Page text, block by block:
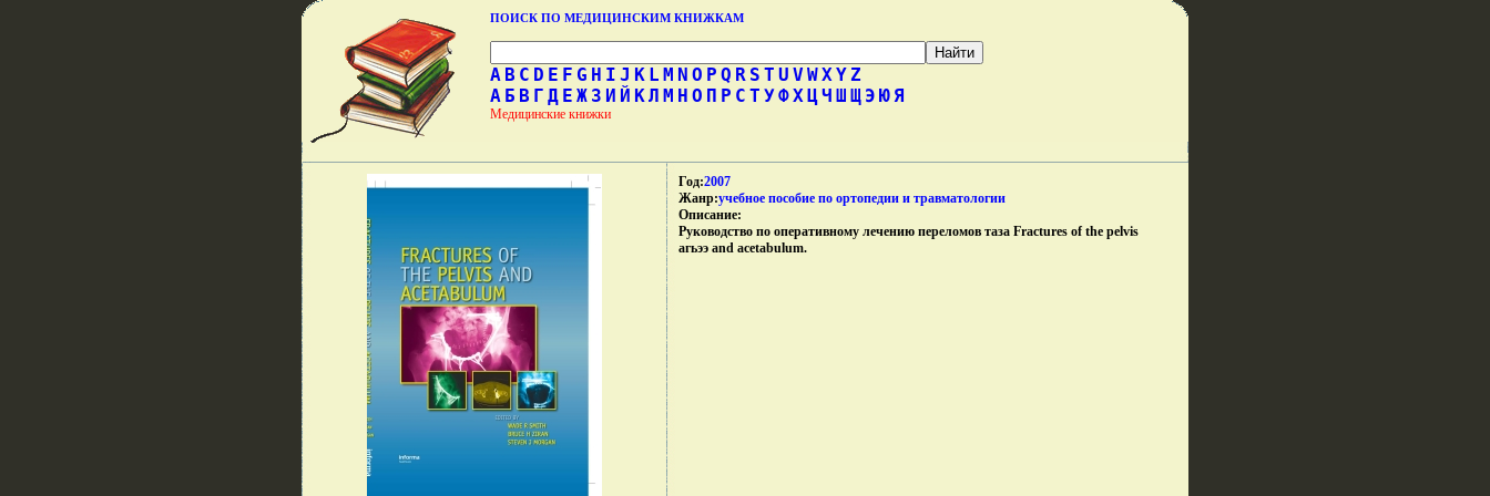
ПОИСК ПО МЕДИЦИНСКИМ КНИЖКАМ
A B C D E F G H I J K L M N O P Q R S T U V WXY Z
А Б В Г Д Е Ж З И Й КЛ М Н О П Р С Т УФХЦЧ Ш Щ Э ЮЯ
Медицинские книжки
Год:2007
Жанр:учебное пособие по ортопедии и травматологии
Описание:
Руководство по оперативному лечению переломов таза Fractures of the pelvis
агьээ and acetabulum.